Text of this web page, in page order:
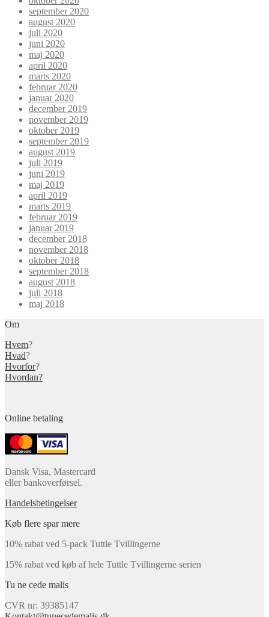
september 2020
august 2020
juli 2020
juni 2020
maj 2020
april 2020
marts 2020
februar 2020
januar 2020
december 2019
november 2019
oktober 2019
september 2019
august 2019
juli 2019
juni 2019
maj 2019
april 2019
marts 2019
februar 2019
januar 2019
december 2018
november 2018
oktober 2018
september 2018
august 2018
juli 2018
maj 2018
Om
Hvem?
Hvad?
Hvorfor?
Hvordan?
Online betaling
Dansk Visa, Mastercard
eller bankoverførsel.
Handelsbetingelser
Køb flere spar mere
10% rabat ved 5-pack Tuttle Tvillingerne
15% rabat ved køb af hele Tuttle Tvillingerne serien
Tu ne cede malis
CVR nr: 39385147